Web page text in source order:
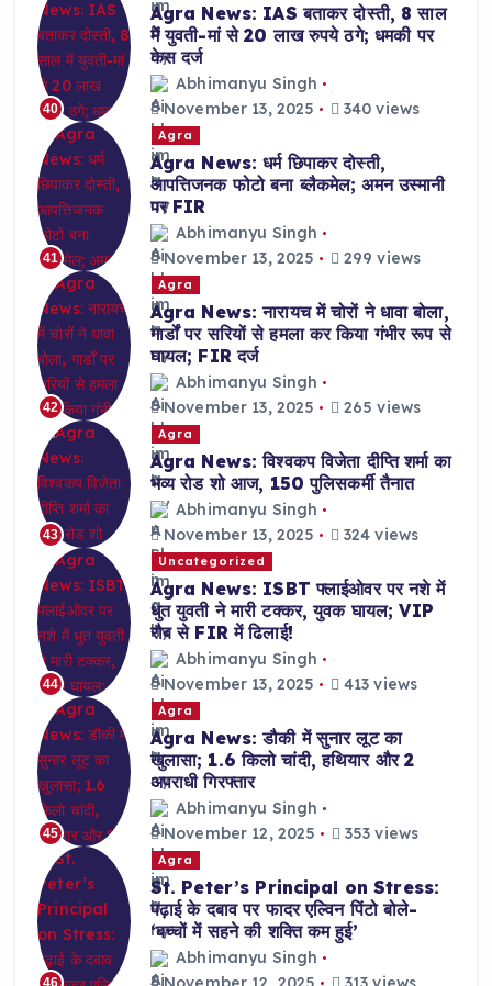
40
Agra News: IAS बताकर दोस्ती, 8 साल
में युवती-मां से 20 लाख रुपये ठगे; धमकी पर
केस दर्ज
Abhimanyu Singh
November 13, 2025
340 views
41
Agra
Agra News: धर्म छिपाकर दोस्ती,
आपत्तिजनक फोटो बना ब्लैकमेल; अमन उस्मानी
पर FIR
Abhimanyu Singh
November 13, 2025
299 views
42
Agra
Agra News: नारायच में चोरों ने धावा बोला,
गार्डों पर सरियों से हमला कर किया गंभीर रूप से
घायल; FIR दर्ज
Abhimanyu Singh
November 13, 2025
265 views
43
Agra
Agra News: विश्वकप विजेता दीप्ति शर्मा का
भव्य रोड शो आज, 150 पुलिसकर्मी तैनात
Abhimanyu Singh
November 13, 2025
324 views
44
Uncategorized
Agra News: ISBT फ्लाईओवर पर नशे में
धुत युवती ने मारी टक्कर, युवक घायल; VIP
रौब से FIR में ढिलाई!
Abhimanyu Singh
November 13, 2025
413 views
45
Agra
Agra News: डौकी में सुनार लूट का
खुलासा; 1.6 किलो चांदी, हथियार और 2
अपराधी गिरफ्तार
Abhimanyu Singh
November 12, 2025
353 views
Agra
St. Peter’s Principal on Stress:
पढ़ाई के दबाव पर फादर एल्विन पिंटो बोले-
‘बच्चों में सहने की शक्ति कम हुई’
Abhimanyu Singh